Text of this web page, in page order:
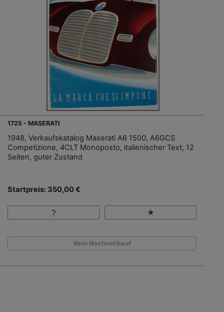
1725 - MASERATI
1948, Verkaufskatalog Maserati A6 1500, A6GCS
Competizione, 4CLT Monoposto, italienischer Text, 12
Seiten, guter Zustand
Startpreis: 350,00 €
Kein Nachverkauf